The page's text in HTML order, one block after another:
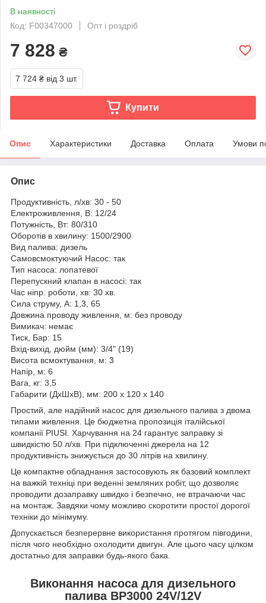
В наявності
Код: F00347000
Опт і роздріб
7 828 ₴
7 724 ₴ від 3 шт.
Купити
Опис Характеристики Доставка Оплата Умови
Опис
Продуктивність, л/хв: 30 - 50
Електроживлення, В: 12/24
Потужність, Вт: 80/310
Оборотів в хвилину: 1500/2900
Вид палива: дизель
Самовсмоктуючий Насос: так
Тип насоса: лопатевої
Перепускний клапан в насосі: так
Час ніпр. роботи, хв: 30 хв.
Сила струму, А: 1,3, 65
Довжина проводу живлення, м: без проводу
Вимикач: немає
Тиск, Бар: 15
Вхід-вихід, дюйм (мм): 3/4" (19)
Висота всмоктування, м: 3
Напір, м: 6
Вага, кг: 3,5
Габарити (ДхШхВ), мм: 200 х 120 х 140
Простий, але надійний насос для дизельного палива з двома
типами живлення. Це бюджетна пропозиція італійської
компанії PIUSI. Харчування на 24 гарантує заправку зі
швидкістю 50 л/хв. При підключенні джерела на 12
продуктивність знижується до 30 літрів на хвилину.
Це компактне обладнання застосовують як базовий комплект
на важкій техніці при веденні земляних робіт, що дозволяє
проводити дозаправку швидко і безпечно, не втрачаючи час
на монтаж. Завдяки чому можливо скоротити простої дорогої
техніки до мінімуму.
Допускається безперервне використання протягом півгодини,
після чого необхідно охолодити двигун. Але цього часу цілком
достатньо для заправки будь-якого бака.
Виконання насоса для дизельного
палива BP3000 24V/12V